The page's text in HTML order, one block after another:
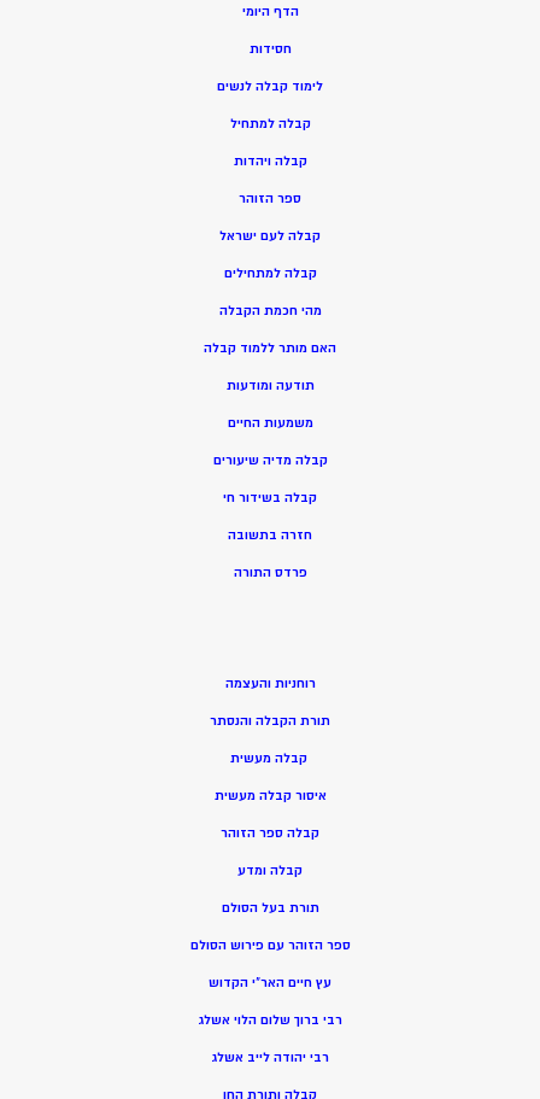
הדף היומי
חסידות
לימוד קבלה לנשים
קבלה למתחיל
קבלה ויהדות
ספר הזוהר
קבלה לעם ישראל
קבלה למתחילים
מהי חכמת הקבלה
האם מותר ללמוד קבלה
תודעה ומודעות
משמעות החיים
קבלה מדיה שיעורים
קבלה בשידור חי
חזרה בתשובה
פרדס התורה
רוחניות והעצמה
תורת הקבלה והנסתר
קבלה מעשית
איסור קבלה מעשית
קבלה ספר הזוהר
קבלה ומדע
תורת בעל הסולם
ספר הזוהר עם פירוש הסולם
עץ חיים האר”י הקדוש
רבי ברוך שלום הלוי אשלג
רבי יהודה לייב אשלג
קבלה ותורת החן